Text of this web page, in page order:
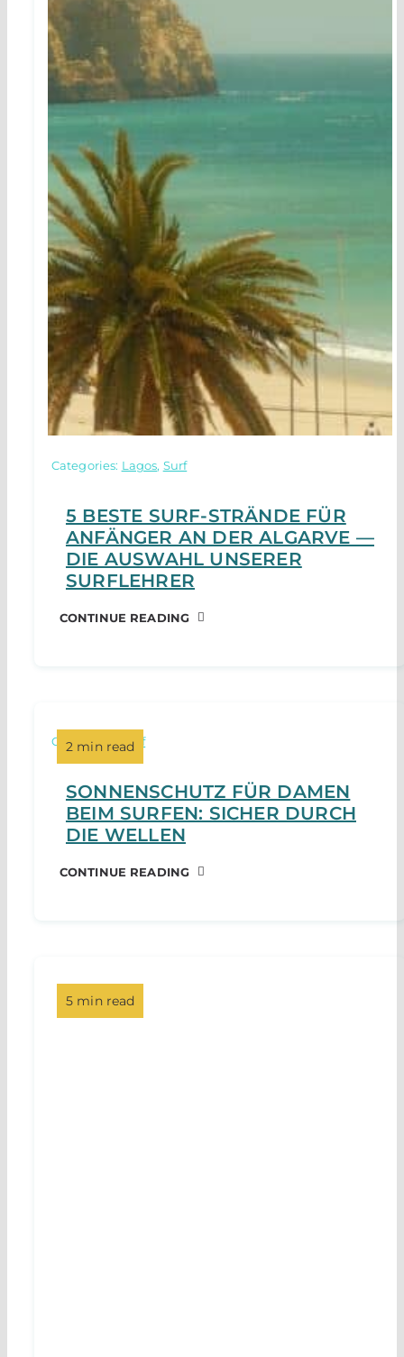
Categories: Lagos, Surf
5 BESTE SURF-STRÄNDE FÜR
ANFÄNGER AN DER ALGARVE —
DIE AUSWAHL UNSERER
SURFLEHRER
CONTINUE READING
2 min read
Categories:Surf
SONNENSCHUTZ FÜR DAMEN
BEIM SURFEN: SICHER DURCH
DIE WELLEN
CONTINUE READING
5 min read